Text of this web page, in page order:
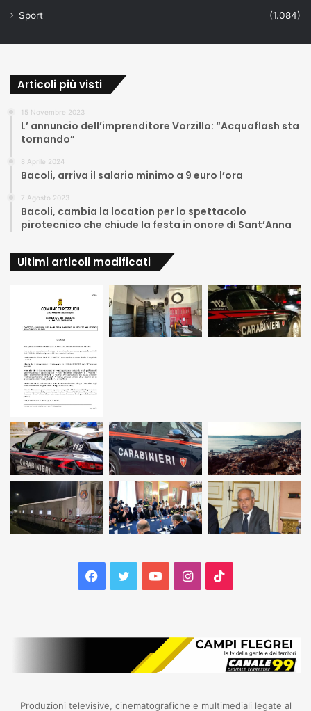
Sport
(1.084)
Articoli più visti
15 Novembre 2023
L’ annuncio dell’imprenditore Vorzillo: “Acquaflash sta
tornando”
8 Aprile 2024
Bacoli, arriva il salario minimo a 9 euro l’ora
7 Agosto 2023
Bacoli, cambia la location per lo spettacolo
pirotecnico che chiude la festa in onore di Sant’Anna
Ultimi articoli modificati
Facebook
TwitterYouTubeInstagram
Produzioni televisive, cinematografiche e multimediali legate al